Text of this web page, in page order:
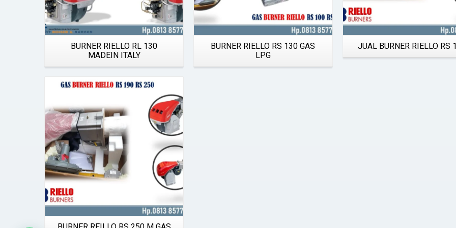
BURNER RIELLO RL 130
MADEIN ITALY
BURNER RIELLO RS 130 GAS
LPG
JUAL BURNER RIELLO RS